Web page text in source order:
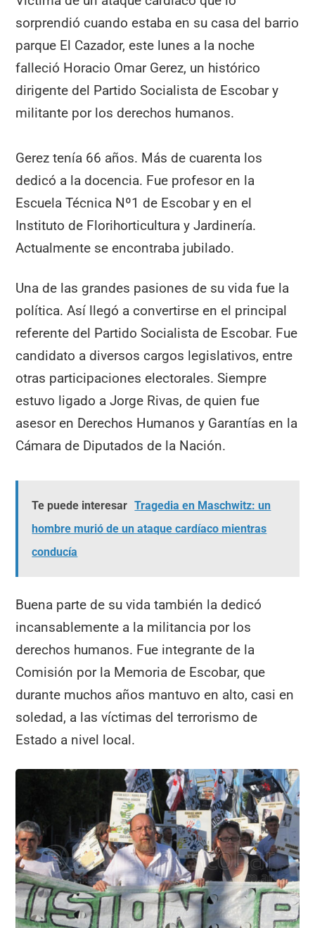
sorprendió cuando estaba en su casa del barrio
parque El Cazador, este lunes a la noche
falleció Horacio Omar Gerez, un histórico
dirigente del Partido Socialista de Escobar y
militante por los derechos humanos.
Gerez tenía 66 años. Más de cuarenta los
dedicó a la docencia. Fue profesor en la
Escuela Técnica Nº1 de Escobar y en el
Instituto de Florihorticultura y Jardinería.
Actualmente se encontraba jubilado.
Una de las grandes pasiones de su vida fue la
política. Así llegó a convertirse en el principal
referente del Partido Socialista de Escobar. Fue
candidato a diversos cargos legislativos, entre
otras participaciones electorales. Siempre
estuvo ligado a Jorge Rivas, de quien fue
asesor en Derechos Humanos y Garantías en la
Cámara de Diputados de la Nación.
Te puede interesar Tragedia en Maschwitz: un
hombre murió de un ataque cardíaco mientras
conducía
Buena parte de su vida también la dedicó
incansablemente a la militancia por los
derechos humanos. Fue integrante de la
Comisión por la Memoria de Escobar, que
durante muchos años mantuvo en alto, casi en
soledad, a las víctimas del terrorismo de
Estado a nivel local.